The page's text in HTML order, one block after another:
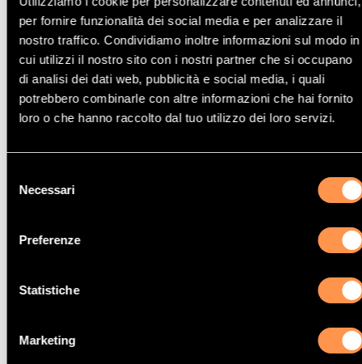
per fornire funzionalità dei social media e per analizzare il
nostro traffico. Condividiamo inoltre informazioni sul modo in
cui utilizzi il nostro sito con i nostri partner che si occupano
di analisi dei dati web, pubblicità e social media, i quali
potrebbero combinarle con altre informazioni che hai fornito
loro o che hanno raccolto dal tuo utilizzo dei loro servizi.
delNecessari
Preferenze
Statistiche
Marketing
Altri modelli di Catalizzatore Audi